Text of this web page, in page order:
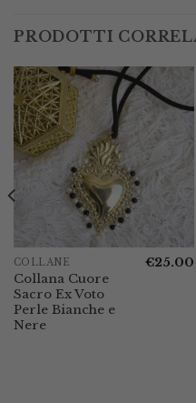
PRODOTTI
COLLANE
Collana Cuore
Sacro Ex Voto
Perle Bianche e
Nere
€25.00